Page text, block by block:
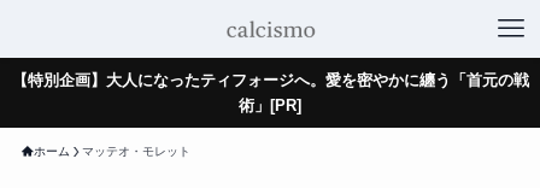
【特別企画】大人になったティフォージへ。愛を密やかに纏う「首元の戦
術」[PR]
ホーム マッテオ・モレット